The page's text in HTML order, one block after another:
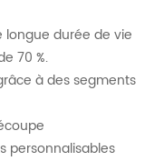
durée de vie
70 %.
à des segments
personnalisables